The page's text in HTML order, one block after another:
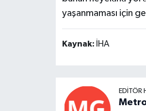
yaşanmaması için
Kaynak: İHA
EDITÖR